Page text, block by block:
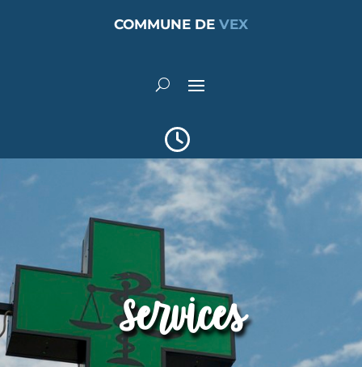
COMMUNE DE VEX
Services